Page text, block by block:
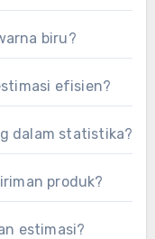
biru?
efisien?
dalam statistika?
produk?
estimasi?